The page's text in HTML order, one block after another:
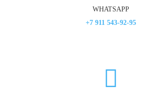
WHATSAPP
+7 911 543-92-95